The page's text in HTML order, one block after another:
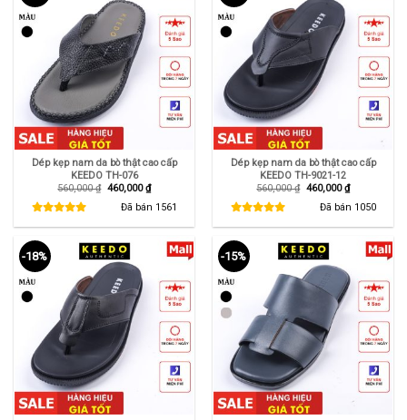
Dép kẹp nam da bò thật cao cấp
KEEDO TH-076
560,000₫ Giá
460,000₫Giá
hiện
tại
Đã bán 1561
Dép kẹp nam da bò thật cao cấp
KEEDO TH-9021-12
560,000₫ Giá
460,000₫Giá
hiện
tại
Đã bán 1050
-18% -15%